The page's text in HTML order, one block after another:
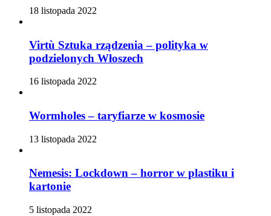
18 listopada 2022
Virtù Sztuka rządzenia – polityka w
podzielonych Włoszech
16 listopada 2022
Wormholes – taryfiarze w kosmosie
13 listopada 2022
Nemesis: Lockdown – horror w plastiku i
kartonie
5 listopada 2022